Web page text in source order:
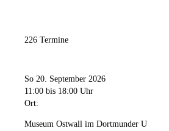
226 Termine
So 20. September 2026
11:00 bis 18:00 Uhr
Ort:
Museum Ostwall im Dortmunder U